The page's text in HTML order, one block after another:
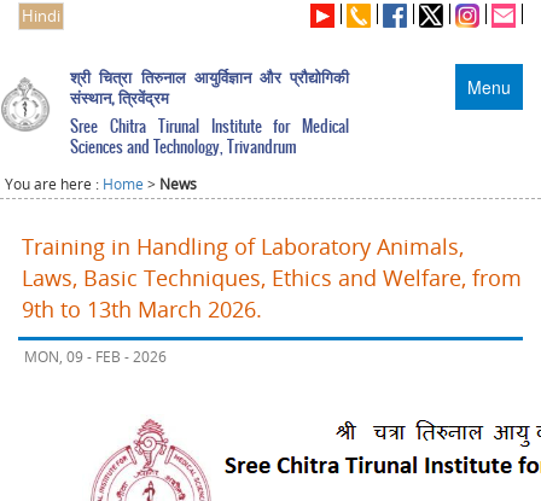
Hindi
Menu
श्री चित्रा तिरुनाल आयुर्विज्ञान और प्रौद्योगिकी
संस्थान, त्रिवेंद्रम
Sree Chitra Tirunal Institute for Medical
Sciences and Technology, Trivandrum
You are here : Home > News
Training in Handling of Laboratory Animals,
Laws, Basic Techniques, Ethics and Welfare, from
9th to 13th March 2026.
MON, 09 - FEB - 2026